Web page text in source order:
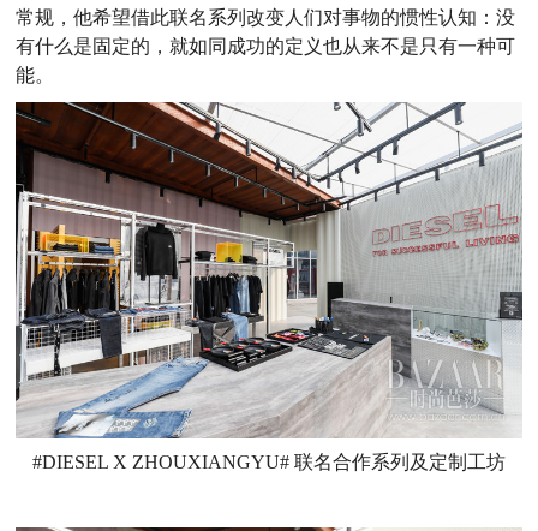
常规，他希望借此联名系列改变人们对事物的惯性认知：没
有什么是固定的，就如同成功的定义也从来不是只有一种可
能。
#DIESEL X ZHOUXIANGYU# 联名合作系列及定制工坊